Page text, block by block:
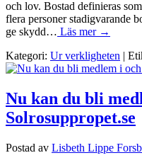
och lov. Bostad definieras
flera personer stadigvarande
ge skydd… Läs mer →
Kategori: Ur verkligheten |
Nu kan du bli
Solrosuppropet.se
Postad av Lisbeth Lippe